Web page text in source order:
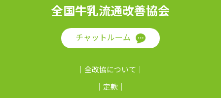
全国牛乳流通改善協会
チャットルーム
全改協について
定款